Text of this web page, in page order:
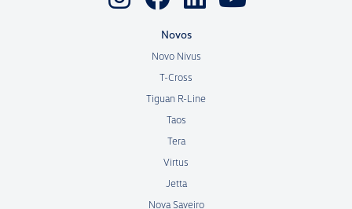
Novos
Novo Nivus
T-Cross
Tiguan R-Line
Taos
Tera
Virtus
Jetta
Nova Saveiro